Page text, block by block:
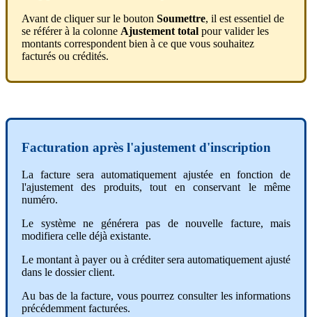
Avant de cliquer sur le bouton Soumettre, il est essentiel de
se référer à la colonne Ajustement total pour valider les
montants correspondent bien à ce que vous souhaitez
facturés ou crédités.
Facturation après l'ajustement d'inscription
La facture sera automatiquement ajustée en fonction
de
l'ajustement des produits, tout en conservant le même
numéro.
Le
système ne générera pas de nouvelle facture,
mais
modifiera celle déjà existante.
Le montant à payer ou à créditer sera automatiquement ajusté
dans le dossier client.
Au bas de la facture, vous pourrez consulter les informations
précédemment facturées.